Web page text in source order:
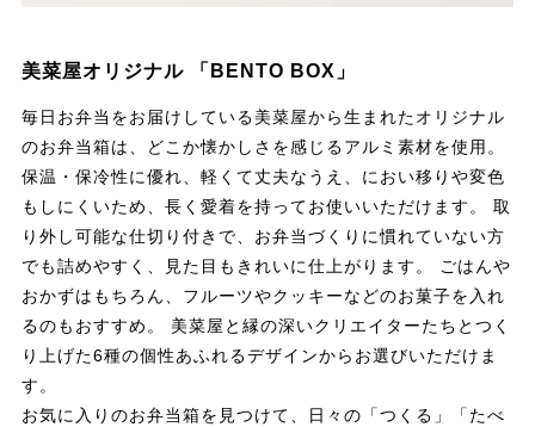
美菜屋オリジナル 「BENTO BOX」
毎日お弁当をお届けしている美菜屋から生まれたオリジナル
のお弁当箱は、どこか懐かしさを感じるアルミ素材を使用。
保温・保冷性に優れ、軽くて丈夫なうえ、におい移りや変色
もしにくいため、長く愛着を持ってお使いいただけます。 取
り外し可能な仕切り付きで、お弁当づくりに慣れていない方
でも詰めやすく、見た目もきれいに仕上がります。 ごはんや
おかずはもちろん、フルーツやクッキーなどのお菓子を入れ
るのもおすすめ。 美菜屋と縁の深いクリエイターたちとつく
り上げた6種の個性あふれるデザインからお選びいただけま
す。
お気に入りのお弁当箱を見つけて、日々の「つくる」「たべ